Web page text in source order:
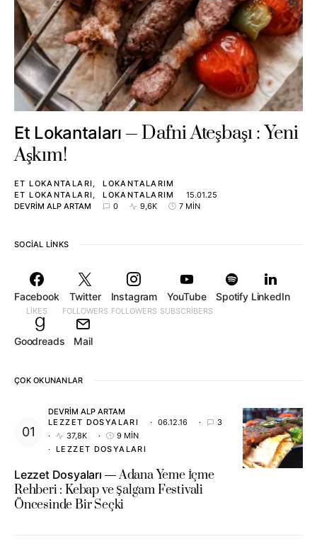
Et Lokantaları
Dafni Ateşbaşı : Yeni
Aşkım!
ET LOKANTALARI
LOKANTALARIM
ET LOKANTALARI
LOKANTALARIM
15.01.25
DEVRIM ALP ARTAM
0 9,6K 7 MIN
SOCIAL LINKS
Facebook
LIKES
Twitter
FOLLOWERS
Instagram
FOLLOWERS
YouTube
SUBSCRIBERS
Spotify LinkedIn
Goodreads Mail
ÇOK OKUNANLAR
DEVRIM ALP ARTAM
LEZZET DOSYALARI
06.12.16
3
37,8K
9 MIN
LEZZET DOSYALARI
Lezzet Dosyaları
Adana Yeme İçme
Rehberi : Kebap ve Şalgam Festivali
Öncesinde Bir Seçki